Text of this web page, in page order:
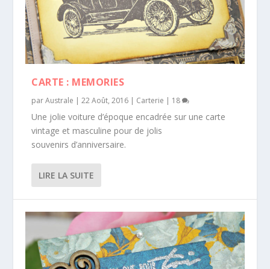
CARTE : MEMORIES
parAustrale |22 Août, 2016 | Carterie | 18
Une jolie voiture d’époque encadrée sur une carte
vintage et masculine pour de jolis
souvenirs d’anniversaire.
LIRE LA SUITE